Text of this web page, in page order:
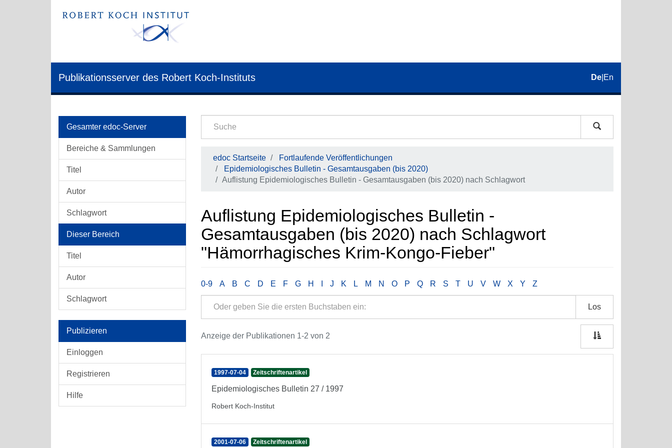
Publikationsserver des Robert Koch-Instituts De En
Gesamter edoc-Server
Bereiche & Sammlungen
Titel
Autor
Schlagwort
Dieser Bereich
Titel
Autor
Schlagwort
Publizieren
Einloggen
Registrieren
Hilfe
edoc Startseite
Fortlaufende Veröffentlichungen
Epidemiologisches Bulletin - Gesamtausgaben (bis 2020)
Auflistung Epidemiologisches Bulletin - Gesamtausgaben (bis 2020) nach Schlagwort
Auflistung Epidemiologisches Bulletin -
Gesamtausgaben (bis 2020) nach Schlagwort
"Hämorrhagisches Krim-Kongo-Fieber"
0-9 A B C D E F G H J K L M N O P Q R S T U V W X Y Z
Los
Anzeige der Publikationen 1-2 von 2
1997-07-04 Zeitschriftenartikel
Epidemiologisches Bulletin 27 / 1997
Robert Koch-Institut
2001-07-06 Zeitschriftenartikel